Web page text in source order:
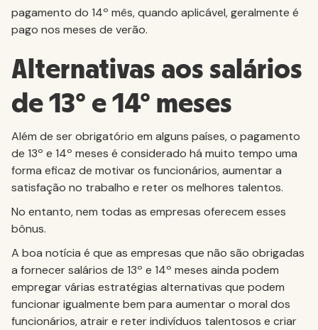
pagamento do 14º mês, quando aplicável, geralmente é
pago nos meses de verão.
Alternativas aos salários
de 13º e 14º meses
Além de ser obrigatório em alguns países, o pagamento
de 13º e 14º meses é considerado há muito tempo uma
forma eficaz de motivar os funcionários, aumentar a
satisfação no trabalho e reter os melhores talentos.
No entanto, nem todas as empresas oferecem esses
bônus.
A boa notícia é que as empresas que não são obrigadas
a fornecer salários de 13º e 14º meses ainda podem
empregar várias estratégias alternativas que podem
funcionar igualmente bem para aumentar o moral dos
funcionários, atrair e reter indivíduos talentosos e criar